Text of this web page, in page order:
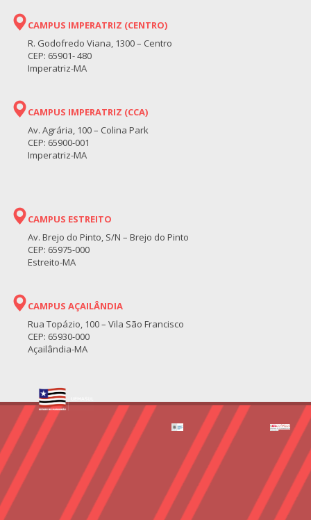
CAMPUS IMPERATRIZ (CENTRO)
R. Godofredo Viana, 1300 – Centro
CEP: 65901- 480
Imperatriz-MA
CAMPUS IMPERATRIZ (CCA)
Av. Agrária, 100 – Colina Park
CEP: 65900-001
Imperatriz-MA
CAMPUS ESTREITO
Av. Brejo do Pinto, S/N – Brejo do Pinto
CEP: 65975-000
Estreito-MA
CAMPUS AÇAILÂNDIA
Rua Topázio, 100 – Vila São Francisco
CEP: 65930-000
Açailândia-MA